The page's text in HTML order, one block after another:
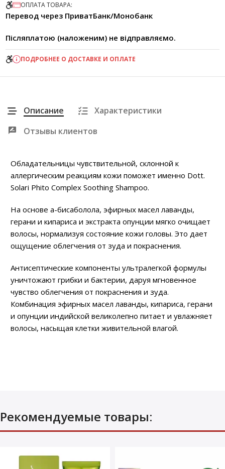
ОПЛАТА ТОВАРА:
Перевод через ПриватБанк/Монобанк
Післяплатою (наложеним) не відправляємо.
ПОДРОБНЕЕ О ДОСТАВКЕ И ОПЛАТЕ
Описание
Характеристики
Отзывы клиентов
Обладательницы чувствительной, склонной к
аллергическим реакциям кожи поможет именно Dott.
Solari Phito Complex Soothing Shampoo.
На основе a-бисаболола, эфирных масел лаванды,
герани и кипариса и экстракта опунции мягко очищает
волосы, нормализуя состояние кожи головы. Это дает
ощущение облегчения от зуда и покраснения.
Антисептические компоненты ультралегкой формулы
уничтожают грибки и бактерии, даруя мгновенное
чувство облегчения от покраснения и зуда.
Комбинация эфирных масел лаванды, кипариса, герани
и опунции индийской великолепно питает и увлажняет
волосы, насыщая клетки живительной влагой.
Рекомендуемые товары: